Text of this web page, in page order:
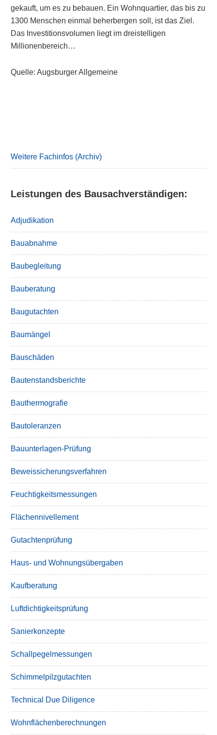
gekauft, um es zu bebauen. Ein Wohnquartier, das bis zu
1300 Menschen einmal beherbergen soll, ist das Ziel.
Das Investitionsvolumen liegt im dreistelligen
Millionenbereich…
Quelle: Augsburger Allgemeine
Weitere Fachinfos (Archiv)
Leistungen des Bausachverständigen:
Adjudikation
Bauabnahme
Baubegleitung
Bauberatung
Baugutachten
Baumängel
Bauschäden
Bautenstandsberichte
Bauthermografie
Bautoleranzen
Bauunterlagen-Prüfung
Beweissicherungsverfahren
Feuchtigkeitsmessungen
Flächennivellement
Gutachtenprüfung
Haus- und Wohnungsübergaben
Kaufberatung
Luftdichtigkeitsprüfung
Sanierkonzepte
Schallpegelmessungen
Schimmelpilzgutachten
Technical Due Diligence
Wohnflächenberechnungen